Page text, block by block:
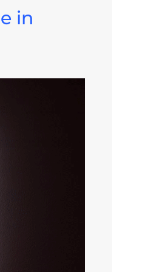
in